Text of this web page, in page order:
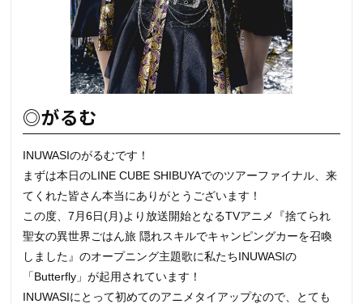
◎がるむ
INUWASIのがるむです！
まずは本日のLINE CUBE SHIBUYAでのツアーファイナル、来
てくれた皆さん本当にありがとうございます！
この度、7月6日(月)より放送開始となるTVアニメ『捨てられ
聖女の異世界ごはん旅 隠れスキルでキャンピングカーを召喚
しました』のオープニング主題歌に私たちINUWASIの
「Butterfly」が起用されています！
INUWASIにとって初めてのアニメタイアップなので、とても